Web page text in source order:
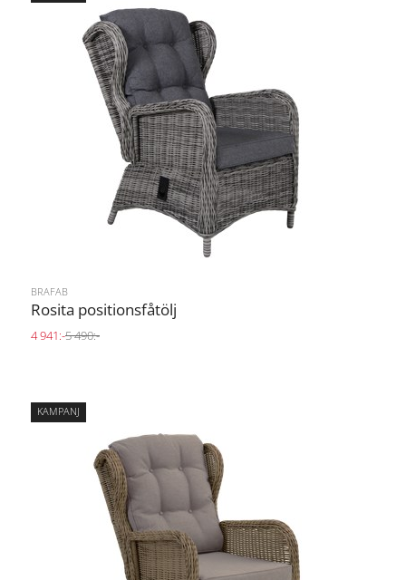
BRAFAB
Rosita positionsfåtölj
4 941:-5 490:-
KAMPANJ